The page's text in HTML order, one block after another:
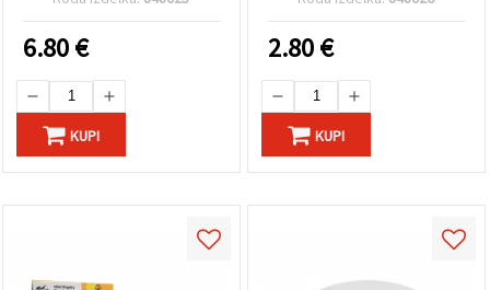
alkoholne in vodne
markerje, ilustracije,
manga, oblikovalsko
skiciranje
6.80€
KUPI
alkoholne markerje,
skiciranje in ilustracijo
2.80€
KUPI